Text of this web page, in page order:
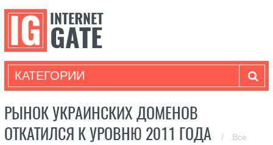
КАТЕГОРИИ
РЫНОК УКРАИНСКИХ ДОМЕНОВ
ОТКАТИЛСЯ К УРОВНЮ 2011 ГОДА
/ Все